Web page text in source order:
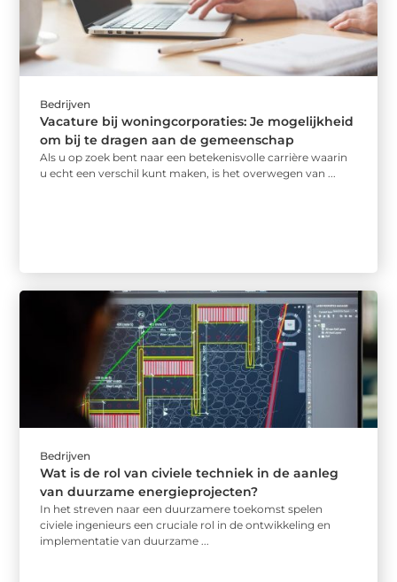
Bedrijven
Vacature bij woningcorporaties: Je mogelijkheid
om bij te dragen aan de gemeenschap
Als u op zoek bent naar een betekenisvolle carrière waarin
u echt een verschil kunt maken, is het overwegen van ...
Bedrijven
Wat is de rol van civiele techniek in de aanleg
van duurzame energieprojecten?
In het streven naar een duurzamere toekomst spelen
civiele ingenieurs een cruciale rol in de ontwikkeling en
implementatie van duurzame ...